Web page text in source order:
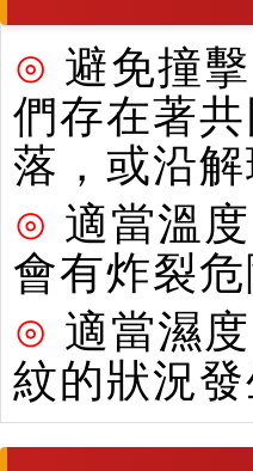
⊙ 避免撞
們存在著
落，或沿
⊙ 適當溫
會有炸裂
⊙ 適當濕
紋的狀況發